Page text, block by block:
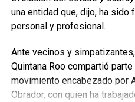
una entidad que, dijo, ha sido
personal y profesional.
Ante vecinos y
Quintana Roo compartió
movimiento encabezado por
Obrador, con quien ha